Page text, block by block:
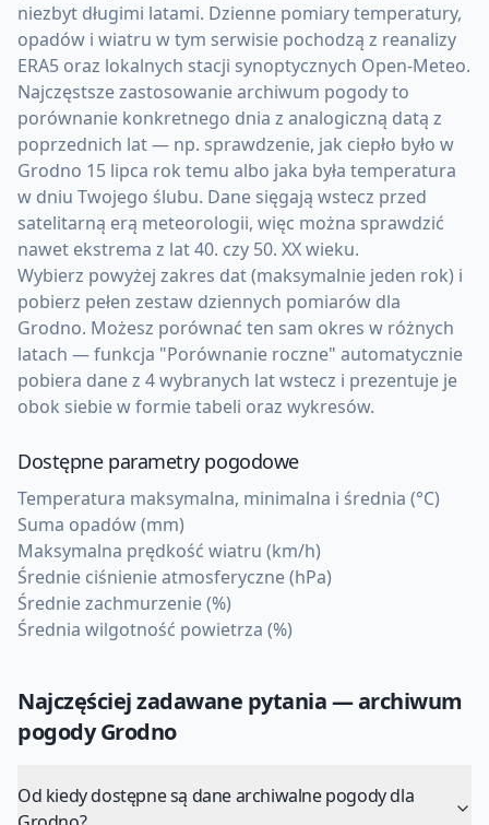
niezbyt długimi latami. Dzienne pomiary temperatury,
opadów i wiatru w tym serwisie pochodzą z reanalizy
ERA5 oraz lokalnych stacji synoptycznych Open-Meteo.
Najczęstsze zastosowanie archiwum pogody to
porównanie konkretnego dnia z analogiczną datą z
poprzednich lat — np. sprawdzenie, jak ciepło było w
Grodno 15 lipca rok temu albo jaka była temperatura
w dniu Twojego ślubu. Dane sięgają wstecz przed
satelitarną erą meteorologii, więc można sprawdzić
nawet ekstrema z lat 40. czy 50. XX wieku.
Wybierz powyżej zakres dat (maksymalnie jeden rok) i
pobierz pełen zestaw dziennych pomiarów dla
Grodno. Możesz porównać ten sam okres w różnych
latach — funkcja "Porównanie roczne" automatycznie
pobiera dane z 4 wybranych lat wstecz i prezentuje je
obok siebie w formie tabeli oraz wykresów.
Dostępne parametry pogodowe
Temperatura maksymalna, minimalna i średnia (°C)
Suma opadów (mm)
Maksymalna prędkość wiatru (km/h)
Średnie ciśnienie atmosferyczne (hPa)
Średnie zachmurzenie (%)
Średnia wilgotność powietrza (%)
Najczęściej zadawane pytania — archiwum
pogodyGrodno
Od kiedy dostępne są dane archiwalne pogody dla